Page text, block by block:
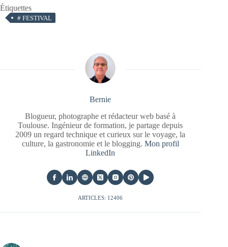
Étiquettes
# FESTIVAL
Bernie
Blogueur, photographe et rédacteur web basé à
Toulouse. Ingénieur de formation, je partage depuis
2009 un regard technique et curieux sur le voyage, la
culture, la gastronomie et le blogging. Mon profil
LinkedIn
ARTICLES: 12406